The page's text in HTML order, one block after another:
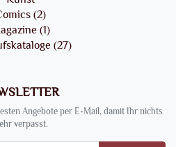
(2)
(1)
(27)
Angebote per E-Mail, damit Ihr nichts
verpasst.